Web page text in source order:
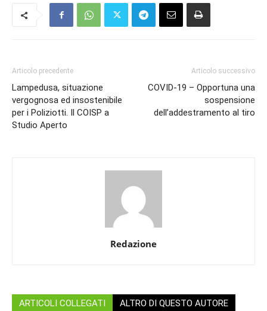
Articolo precedente
Lampedusa, situazione
vergognosa ed insostenibile
per i Poliziotti. Il COISP a
Studio Aperto
Articolo successivo
COVID-19 – Opportuna una
sospensione
dell’addestramento al tiro
Redazione
ARTICOLI COLLEGATI ALTRO DI QUESTO AUTORE